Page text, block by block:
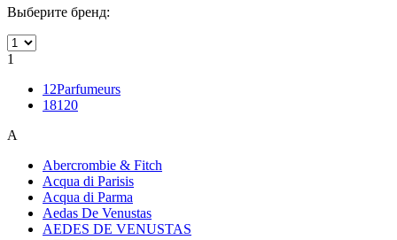
Выберите бренд:
1
12Parfumeurs
18120
A
Abercrombie & Fitch
Acqua di Parisis
Acqua di Parma
Aedas De Venustas
AEDES DE VENUSTAS